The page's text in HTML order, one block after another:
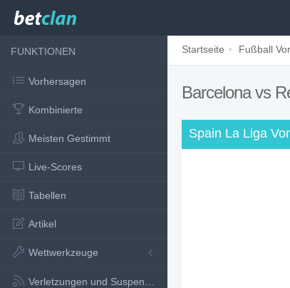
FUNKTIONEN
Vorhersagen
Kombinierte
Meisten Gestimmt
Live-Scores
Tabellen
Artikel
Wettwerkzeuge
Verletzungen und Suspensionen
Startseite Fußball
Barcelona vs
Spain La Liga